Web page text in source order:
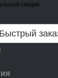
скидки
Быстрый